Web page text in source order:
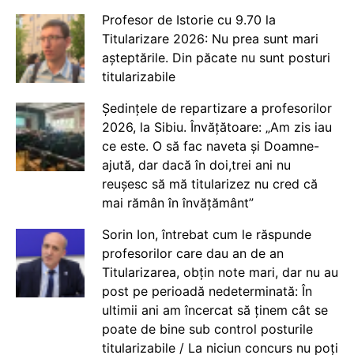
Profesor de Istorie cu 9.70 la
Titularizare 2026: Nu prea sunt mari
așteptările. Din păcate nu sunt posturi
titularizabile
Ședințele de repartizare a profesorilor
2026, la Sibiu. Învățătoare: „Am zis iau
ce este. O să fac naveta și Doamne-
ajută, dar dacă în doi,trei ani nu
reușesc să mă titularizez nu cred că
mai rămân în învățământ”
Sorin Ion, întrebat cum le răspunde
profesorilor care dau an de an
Titularizarea, obțin note mari, dar nu au
post pe perioadă nedeterminată: În
ultimii ani am încercat să ținem cât se
poate de bine sub control posturile
titularizabile / La niciun concurs nu poți